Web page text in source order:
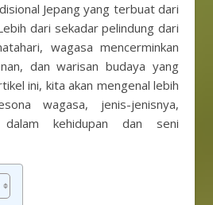
Jepang yang terbuat dari
dari sekadar pelindung dari
wagasa mencerminkan
dan warisan budaya yang
ini, kita akan mengenal lebih
wagasa, jenis-jenisnya,
dalam kehidupan dan seni